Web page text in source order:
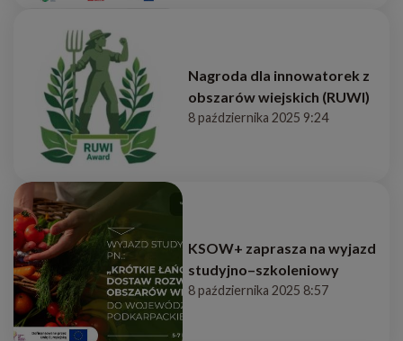
Nagroda dla innowatorek z
obszarów wiejskich (RUWI)
8 października 2025 9:24
KSOW+ zaprasza na wyjazd
studyjno–szkoleniowy
8 października 2025 8:57